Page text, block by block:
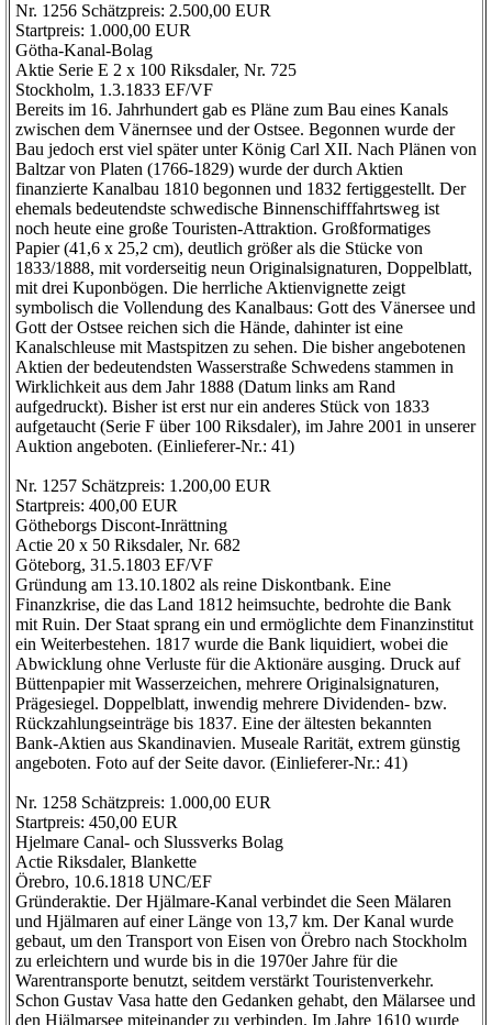
Nr. 1256 Schätzpreis: 2.500,00 EUR
Startpreis: 1.000,00 EUR
Götha-Kanal-Bolag
Aktie Serie E 2 x 100 Riksdaler, Nr. 725
Stockholm, 1.3.1833 EF/VF
Bereits im 16. Jahrhundert gab es Pläne zum Bau eines Kanals
zwischen dem Vänernsee und der Ostsee. Begonnen wurde der
Bau jedoch erst viel später unter König Carl XII. Nach Plänen von
Baltzar von Platen (1766-1829) wurde der durch Aktien
finanzierte Kanalbau 1810 begonnen und 1832 fertiggestellt. Der
ehemals bedeutendste schwedische Binnenschifffahrtsweg ist
noch heute eine große Touristen-Attraktion. Großformatiges
Papier (41,6 x 25,2 cm), deutlich größer als die Stücke von
1833/1888, mit vorderseitig neun Originalsignaturen, Doppelblatt,
mit drei Kuponbögen. Die herrliche Aktienvignette zeigt
symbolisch die Vollendung des Kanalbaus: Gott des Vänersee und
Gott der Ostsee reichen sich die Hände, dahinter ist eine
Kanalschleuse mit Mastspitzen zu sehen. Die bisher angebotenen
Aktien der bedeutendsten Wasserstraße Schwedens stammen in
Wirklichkeit aus dem Jahr 1888 (Datum links am Rand
aufgedruckt). Bisher ist erst nur ein anderes Stück von 1833
aufgetaucht (Serie F über 100 Riksdaler), im Jahre 2001 in unserer
Auktion angeboten. (Einlieferer-Nr.: 41)
Nr. 1257 Schätzpreis: 1.200,00 EUR
Startpreis: 400,00 EUR
Götheborgs Discont-Inrättning
Actie 20 x 50 Riksdaler, Nr. 682
Göteborg, 31.5.1803 EF/VF
Gründung am 13.10.1802 als reine Diskontbank. Eine
Finanzkrise, die das Land 1812 heimsuchte, bedrohte die Bank
mit Ruin. Der Staat sprang ein und ermöglichte dem Finanzinstitut
ein Weiterbestehen. 1817 wurde die Bank liquidiert, wobei die
Abwicklung ohne Verluste für die Aktionäre ausging. Druck auf
Büttenpapier mit Wasserzeichen, mehrere Originalsignaturen,
Prägesiegel. Doppelblatt, inwendig mehrere Dividenden- bzw.
Rückzahlungseinträge bis 1837. Eine der ältesten bekannten
Bank-Aktien aus Skandinavien. Museale Rarität, extrem günstig
angeboten. Foto auf der Seite davor. (Einlieferer-Nr.: 41)
Nr. 1258 Schätzpreis: 1.000,00 EUR
Startpreis: 450,00 EUR
Hjelmare Canal- och Slussverks Bolag
Actie Riksdaler, Blankette
Örebro, 10.6.1818 UNC/EF
Gründeraktie. Der Hjälmare-Kanal verbindet die Seen Mälaren
und Hjälmaren auf einer Länge von 13,7 km. Der Kanal wurde
gebaut, um den Transport von Eisen von Örebro nach Stockholm
zu erleichtern und wurde bis in die 1970er Jahre für die
Warentransporte benutzt, seitdem verstärkt Touristenverkehr.
Schon Gustav Vasa hatte den Gedanken gehabt, den Mälarsee und
den Hjälmarsee miteinander zu verbinden. Im Jahre 1610 wurde